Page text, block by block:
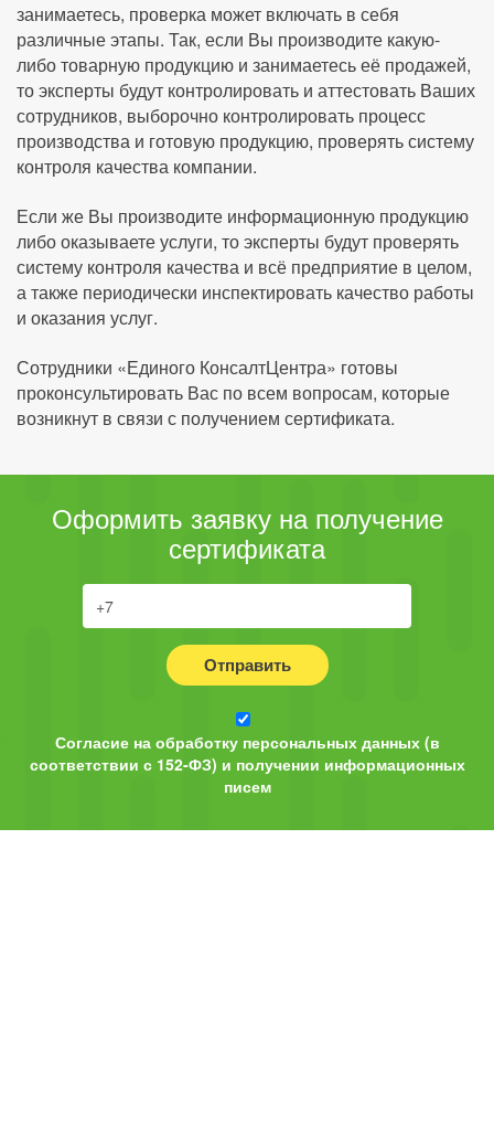
занимаетесь, проверка может включать в себя
различные этапы. Так, если Вы производите какую-
либо товарную продукцию и занимаетесь её продажей,
то эксперты будут контролировать и аттестовать Ваших
сотрудников, выборочно контролировать процесс
производства и готовую продукцию, проверять систему
контроля качества компании.
Если же Вы производите информационную продукцию
либо оказываете услуги, то эксперты будут проверять
систему контроля качества и всё предприятие в целом,
а также периодически инспектировать качество работы
и оказания услуг.
Сотрудники «Единого КонсалтЦентра» готовы
проконсультировать Вас по всем вопросам, которые
возникнут в связи с получением сертификата.
Оформить заявку на получение
сертификата
Отправить
Согласие на обработку персональных данных (в
соответствии с 152-ФЗ) и получении информационных
писем